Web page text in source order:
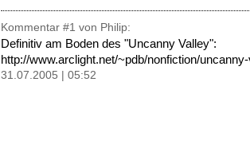
Kommentar #1 von Philip:
Definitiv am Boden des "Uncanny Valley":
http://www.arclight.net/~pdb/nonfiction/
31.07.2005 | 05:52